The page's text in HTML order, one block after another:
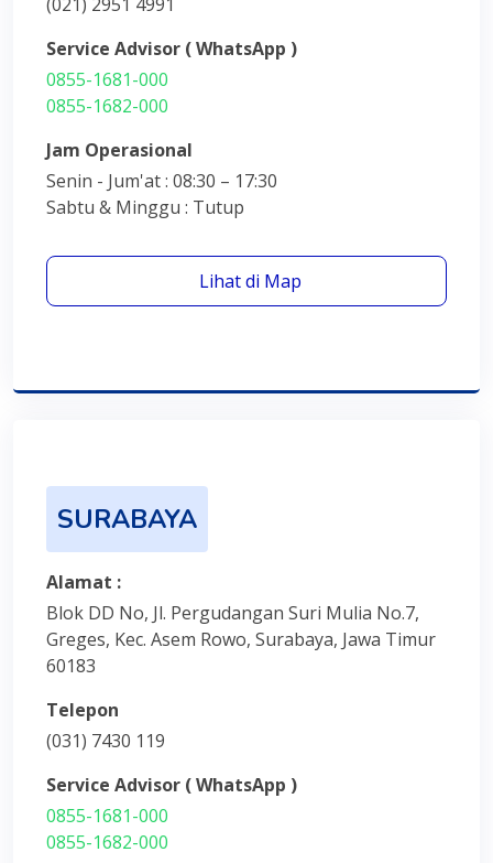
Service Advisor ( WhatsApp )
0855-1681-000
0855-1682-000
Jam Operasional
Senin - Jum'at : 08:30 – 17:30
Sabtu & Minggu : Tutup
Lihat di Map
SURABAYA
Alamat :
Blok DD No, Jl. Pergudangan Suri Mulia No.7,
Greges, Kec. Asem Rowo, Surabaya, Jawa Timur
60183
Telepon
(031) 7430 119
Service Advisor ( WhatsApp )
0855-1681-000
0855-1682-000